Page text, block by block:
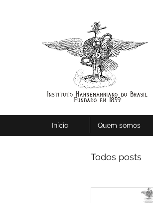
Início Quem somos
Todos posts